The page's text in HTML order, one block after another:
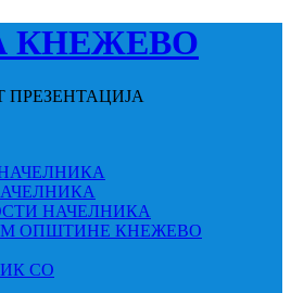
КНЕЖЕВО
ПРЕЗЕНТАЦИЈА
НАЧЕЛНИКА
ОПШТИНЕ КНЕЖЕВО
СО